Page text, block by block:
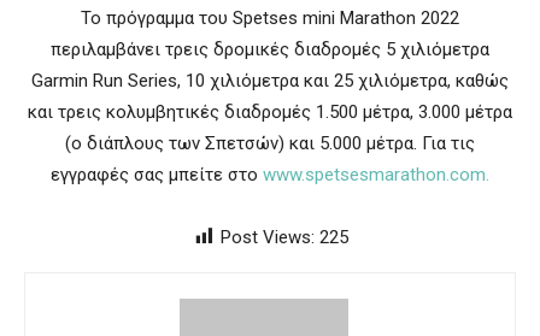
Το πρόγραμμα του Spetses mini Marathon 2022
περιλαμβάνει τρεις δρομικές διαδρομές 5 χιλιόμετρα
Garmin Run Series, 10 χιλιόμετρα και 25 χιλιόμετρα, καθώς
και τρεις κολυμβητικές διαδρομές 1.500 μέτρα, 3.000 μέτρα
(ο διάπλους των Σπετσών) και 5.000 μέτρα. Για τις
εγγραφές σας μπείτε στο www.spetsesmarathon.com.
Post Views: 225